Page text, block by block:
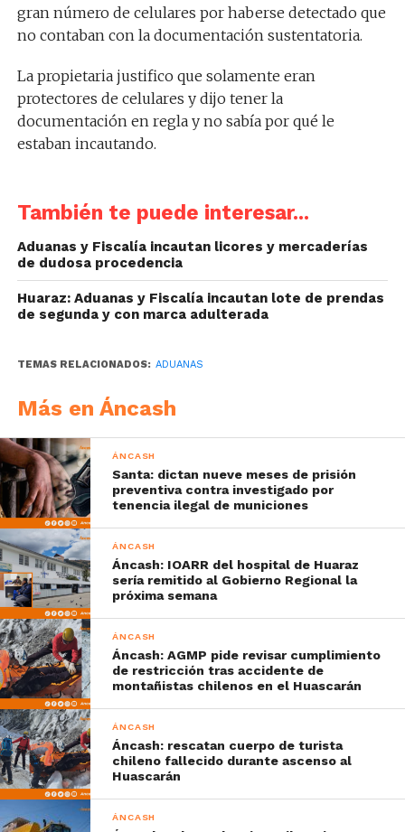
gran número de celulares por haberse detectado que
no contaban con la documentación sustentatoria.
La propietaria justifico que solamente eran
protectores de celulares y dijo tener la
documentación en regla y no sabía por qué le
estaban incautando.
También te puede interesar...
Aduanas y Fiscalía incautan licores y mercaderías
de dudosa procedencia
Huaraz: Aduanas y Fiscalía incautan lote de prendas
de segunda y con marca adulterada
TEMAS RELACIONADOS: ADUANAS
Más en Áncash
ÁNCASH
Santa: dictan nueve meses de prisión
preventiva contra investigado por
tenencia ilegal de municiones
ÁNCASH
Áncash: IOARR del hospital de Huaraz
sería remitido al Gobierno Regional la
próxima semana
ÁNCASH
Áncash: AGMP pide revisar cumplimiento
de restricción tras accidente de
montañistas chilenos en el Huascarán
ÁNCASH
Áncash: rescatan cuerpo de turista
chileno fallecido durante ascenso al
Huascarán
ÁNCASH